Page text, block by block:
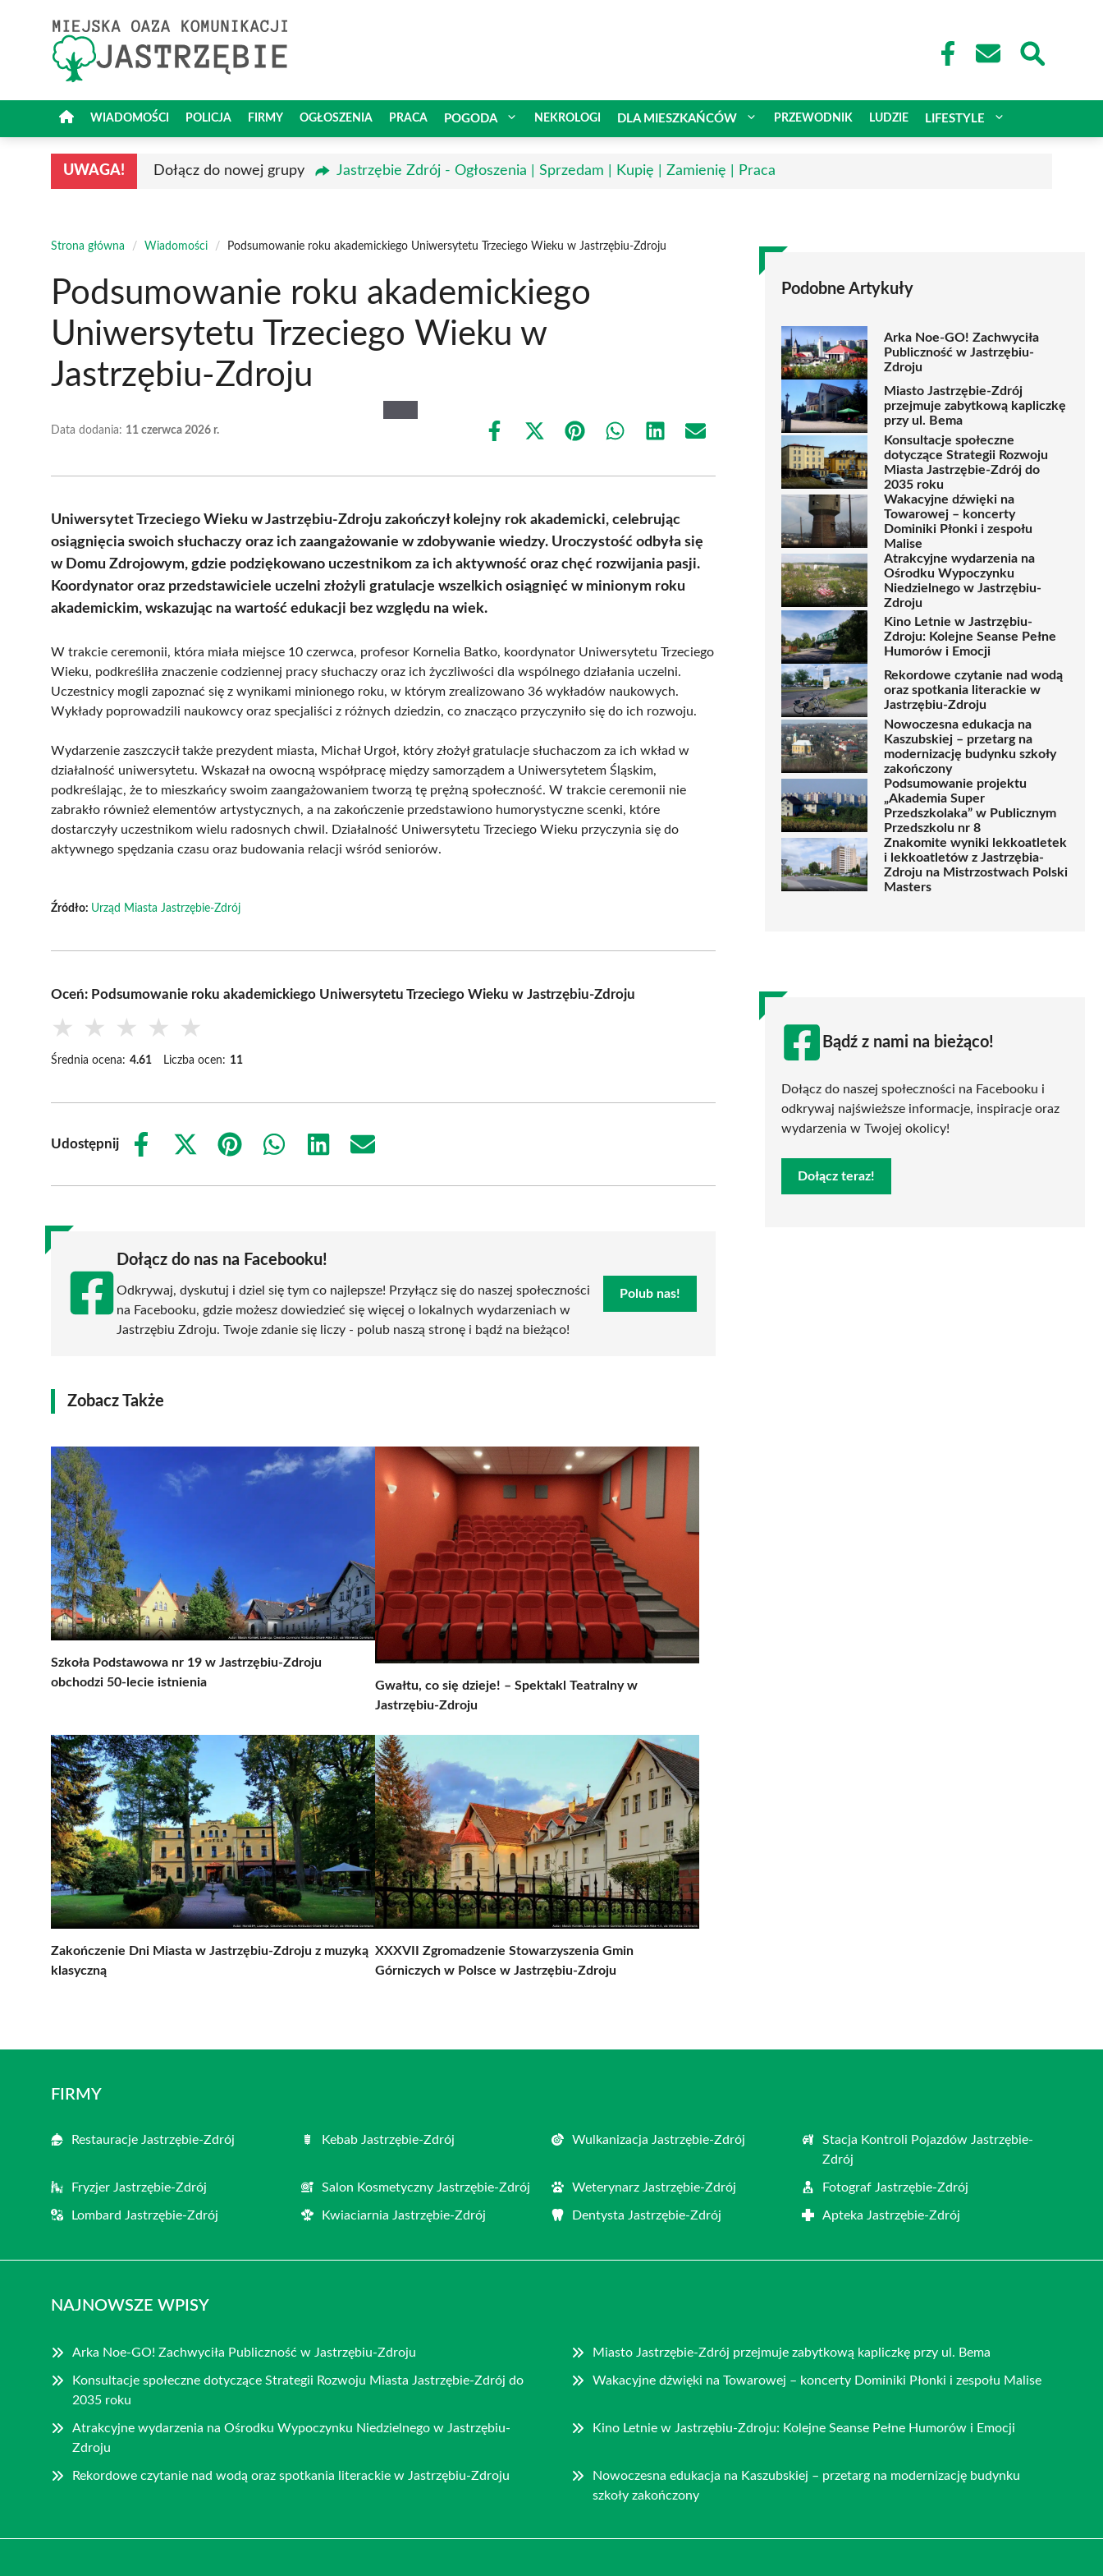
WIADOMOŚCI POLICJA FIRMY OGŁOSZENIA PRACA POGODA NEKROLOGI DLA MIESZKAŃCÓW PRZEWODNIK LUDZIE LIFESTYLE
UWAGA! Dołącz do nowej grupy Jastrzębie Zdrój - Ogłoszenia | Sprzedam | Kupię | Zamienię | Praca
Strona główna / Wiadomości / Podsumowanie roku akademickiego Uniwersytetu Trzeciego Wieku w Jastrzębiu-Zdroju
Podsumowanie roku akademickiego
Uniwersytetu Trzeciego Wieku w
Jastrzębiu-Zdroju
Data dodania: 11 czerwca 2026 r.
Share
Share
(Twitter)
Share Share Share Share
Uniwersytet Trzeciego Wieku w Jastrzębiu-Zdroju zakończył kolejny rok akademicki, celebrując
osiągnięcia swoich słuchaczy oraz ich zaangażowanie w zdobywanie wiedzy. Uroczystość odbyła się
w Domu Zdrojowym, gdzie podziękowano uczestnikom za ich aktywność oraz chęć rozwijania pasji.
Koordynator oraz przedstawiciele uczelni złożyli gratulacje wszelkich osiągnięć w minionym roku
akademickim, wskazując na wartość edukacji bez względu na wiek.
W trakcie ceremonii, która miała miejsce 10 czerwca, profesor Kornelia Batko, koordynator Uniwersytetu Trzeciego
Wieku, podkreśliła znaczenie codziennej pracy słuchaczy oraz ich życzliwości dla wspólnego działania uczelni.
Uczestnicy mogli zapoznać się z wynikami minionego roku, w którym zrealizowano 36 wykładów naukowych.
Wykłady poprowadzili naukowcy oraz specjaliści z różnych dziedzin, co znacząco przyczyniło się do ich rozwoju.
Wydarzenie zaszczycił także prezydent miasta, Michał Urgoł, który złożył gratulacje słuchaczom za ich wkład w
działalność uniwersytetu. Wskazał na owocną współpracę między samorządem a Uniwersytetem Śląskim,
podkreślając, że to mieszkańcy swoim zaangażowaniem tworzą tę prężną społeczność. W trakcie ceremonii nie
zabrakło również elementów artystycznych, a na zakończenie przedstawiono humorystyczne scenki, które
dostarczyły uczestnikom wielu radosnych chwil. Działalność Uniwersytetu Trzeciego Wieku przyczynia się do
aktywnego spędzania czasu oraz budowania relacji wśród seniorów.
Źródło: Urząd Miasta Jastrzębie-Zdrój
Oceń: Podsumowanie roku akademickiego Uniwersytetu Trzeciego Wieku w Jastrzębiu-Zdroju
★ ★ ★ ★ ★
Średnia ocena: 4.61 Liczba ocen: 11
Udostępnij
Share
Share
(Twitter)
Share
Share
Share
Share
Dołącz do nas na Facebooku!
Odkrywaj, dyskutuj i dziel się tym co najlepsze! Przyłącz się do naszej społeczności
na Facebooku, gdzie możesz dowiedzieć się więcej o lokalnych wydarzeniach w
Jastrzębiu Zdroju. Twoje zdanie się liczy - polub naszą stronę i bądź na bieżąco!
Polub nas!
Zobacz Także
Szkoła Podstawowa nr 19 w Jastrzębiu-Zdroju
obchodzi 50-lecie istnienia
Gwałtu, co się dzieje! – Spektakl Teatralny w
Jastrzębiu-Zdroju
Zakończenie Dni Miasta w Jastrzębiu-Zdroju z muzyką
klasyczną
XXXVII Zgromadzenie Stowarzyszenia Gmin
Górniczych w Polsce w Jastrzębiu-Zdroju
Podobne Artykuły
Arka Noe-GO! Zachwyciła
Publiczność w Jastrzębiu-
Zdroju
Miasto Jastrzębie-Zdrój
przejmuje zabytkową kapliczkę
przy ul. Bema
Konsultacje społeczne
dotyczące Strategii Rozwoju
Miasta Jastrzębie-Zdrój do
2035 roku
Wakacyjne dźwięki na
Towarowej – koncerty
Dominiki Płonki i zespołu
Malise
Atrakcyjne wydarzenia na
Ośrodku Wypoczynku
Niedzielnego w Jastrzębiu-
Zdroju
Kino Letnie w Jastrzębiu-
Zdroju: Kolejne Seanse Pełne
Humorów i Emocji
Rekordowe czytanie nad wodą
oraz spotkania literackie w
Jastrzębiu-Zdroju
Nowoczesna edukacja na
Kaszubskiej – przetarg na
modernizację budynku szkoły
zakończony
Podsumowanie projektu
„Akademia Super
Przedszkolaka” w Publicznym
Przedszkolu nr 8
Znakomite wyniki lekkoatletek
i lekkoatletów z Jastrzębia-
Zdroju na Mistrzostwach Polski
Masters
Bądź z nami na bieżąco!
Dołącz do naszej społeczności na Facebooku i
odkrywaj najświeższe informacje, inspiracje oraz
wydarzenia w Twojej okolicy!
Dołącz teraz!
FIRMY
Restauracje Jastrzębie-Zdrój Kebab Jastrzębie-Zdrój Wulkanizacja Jastrzębie-Zdrój
Stacja Kontroli Pojazdów Jastrzębie-
Zdrój
Fryzjer Jastrzębie-Zdrój Salon Kosmetyczny Jastrzębie-Zdrój Weterynarz Jastrzębie-Zdrój Fotograf Jastrzębie-Zdrój
Lombard Jastrzębie-Zdrój Kwiaciarnia Jastrzębie-Zdrój Dentysta Jastrzębie-Zdrój Apteka Jastrzębie-Zdrój
NAJNOWSZE WPISY
Arka Noe-GO! Zachwyciła Publiczność w Jastrzębiu-Zdroju Miasto Jastrzębie-Zdrój przejmuje zabytkową kapliczkę przy ul. Bema
Konsultacje społeczne dotyczące Strategii Rozwoju Miasta Jastrzębie-Zdrój do
2035 roku
Wakacyjne dźwięki na Towarowej – koncerty Dominiki Płonki i zespołu Malise
Atrakcyjne wydarzenia na Ośrodku Wypoczynku Niedzielnego w Jastrzębiu-
Zdroju
Kino Letnie w Jastrzębiu-Zdroju: Kolejne Seanse Pełne Humorów i Emocji
Rekordowe czytanie nad wodą oraz spotkania literackie w Jastrzębiu-Zdroju
Nowoczesna edukacja na Kaszubskiej – przetarg na modernizację budynku
szkoły zakończony